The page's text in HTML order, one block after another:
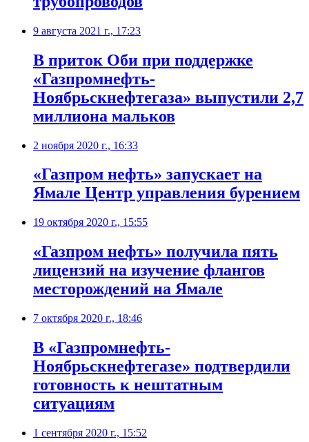
9 августа 2021 г., 17:23
В приток Оби при поддержке
«Газпромнефть-
Ноябрьскнефтегаза» выпустили 2,7
миллиона мальков
2 ноября 2020 г., 16:33
«Газпром нефть» запускает на
Ямале Центр управления бурением
19 октября 2020 г., 15:55
«Газпром нефть» получила пять
лицензий на изучение флангов
месторождений на Ямале
7 октября 2020 г., 18:46
В «Газпромнефть-
Ноябрьскнефтегазе» подтвердили
готовность к нештатным
ситуациям
1 сентября 2020 г., 15:52